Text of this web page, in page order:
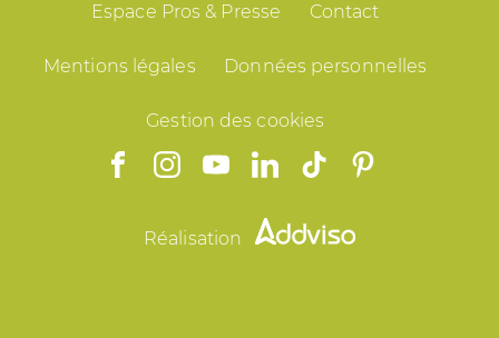
Espace Pros & Presse Contact
Mentions légales Données personnelles
Gestion des cookies
Réalisation